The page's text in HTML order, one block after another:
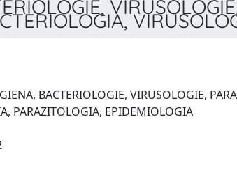
BACTERIOLOGIE, VIRUSOLOGIE,